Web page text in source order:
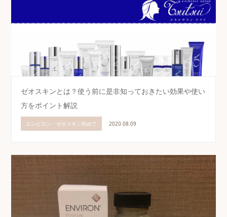
ゼオスキンとは？使う前に是非知っておきたい効果や使い
方をポイント解説
エンビロン・ゼオスキン初めて 2020.08.09